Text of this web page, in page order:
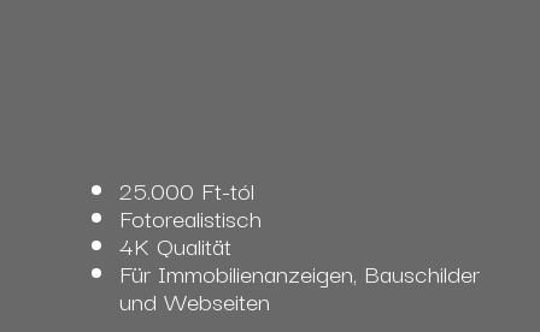
25.000 Ft-tól
Fotorealistisch
4K Qualität
Für Immobilienanzeigen, Bauschilder
und Webseiten